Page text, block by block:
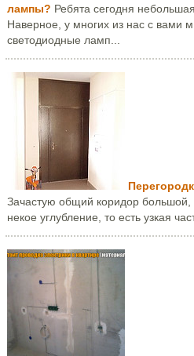
лампы? Ребята сегодня
Наверное, у многих из нас с вами
светодиодные ламп...
Зачастую общий коридор большой,
некое углубление, то есть узкая